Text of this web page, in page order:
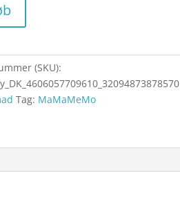
(SKU):
Tag: MaMaMeMo